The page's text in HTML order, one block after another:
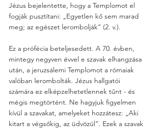
Jézus bejelentette, hogy a Templomot el
fogják pusztítani: „Egyetlen kő sem marad
meg; az egészet lerombolják” (2. v.).
Ez a prófécia beteljesedett. A 70. évben,
mintegy negyven évvel e szavak elhangzása
után, a jeruzsálemi Templomot a rómaiak
valóban lerombolták. Jézus hallgatói
számára ez elképzelhetetlennek tűnt - és
mégis megtörtént. Ne hagyjuk figyelmen
kívül a szavakat, amelyeket hozzátesz: „Aki
kitart a végsőkig, az üdvözül”. Ezek a szavak